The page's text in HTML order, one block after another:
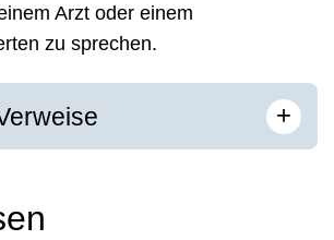
Arzt oder einem
zu sprechen.
+